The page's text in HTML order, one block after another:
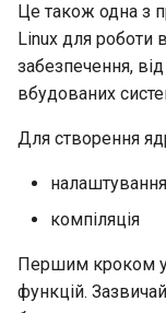
Це також одна з
Linux для роботи
забезпечення,
вбудованих
Для створення
налаштування
компіляція
Першим кроком у
функцій.